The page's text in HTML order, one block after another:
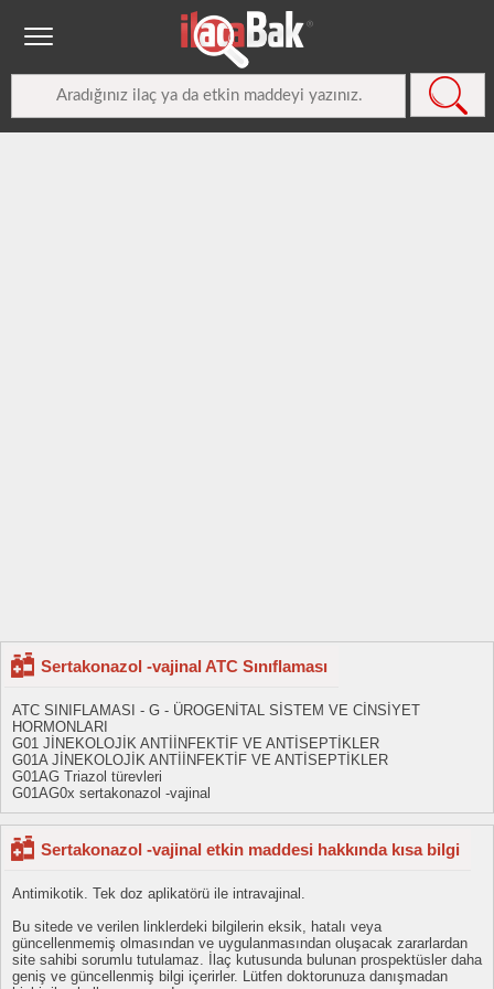
Sertakonazol -vajinal ATC Sınıflaması
ATC SINIFLAMASI - G - ÜROGENİTAL SİSTEM VE CİNSİYET
HORMONLARI
G01 JİNEKOLOJİK ANTİİNFEKTİF VE ANTİSEPTİKLER
G01A JİNEKOLOJİK ANTİİNFEKTİF VE ANTİSEPTİKLER
G01AG Triazol türevleri
G01AG0x sertakonazol -vajinal
Sertakonazol -vajinal etkin maddesi hakkında kısa bilgi
Antimikotik. Tek doz aplikatörü ile intravajinal.
Bu sitede ve verilen linklerdeki bilgilerin eksik, hatalı veya
güncellenmemiş olmasından ve uygulanmasından oluşacak zararlardan
site sahibi sorumlu tutulamaz. İlaç kutusunda bulunan prospektüsler daha
geniş ve güncellenmiş bilgi içerirler. Lütfen doktorunuza danışmadan